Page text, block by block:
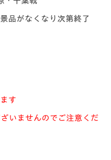
品がなくなり次第終了
す
いませんのでご注意くだ